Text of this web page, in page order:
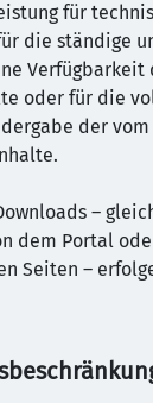
für
die ständige
Verfügbarkeit
oder für die
der vom
–
dem Portal
Seiten –